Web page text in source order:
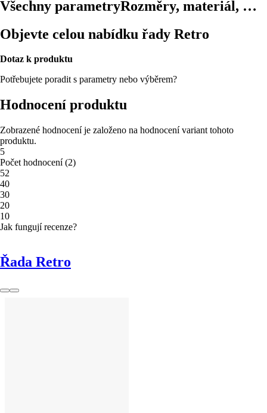
Všechny parametryRozměry, materiál, …
Objevte celou nabídku řady Retro
Dotaz k produktu
Potřebujete poradit s parametry nebo výběrem?
Hodnocení produktu
Zobrazené hodnocení je založeno na hodnocení variant tohoto
produktu.
5
Počet hodnocení(2)
52
40
30
20
10
Jak fungují recenze?
Řada Retro